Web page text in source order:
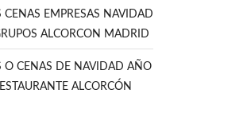
CENAS EMPRESAS NAVIDAD
ALCORCON MADRID
O CENAS DE NAVIDAD AÑO
ALCORCÓN